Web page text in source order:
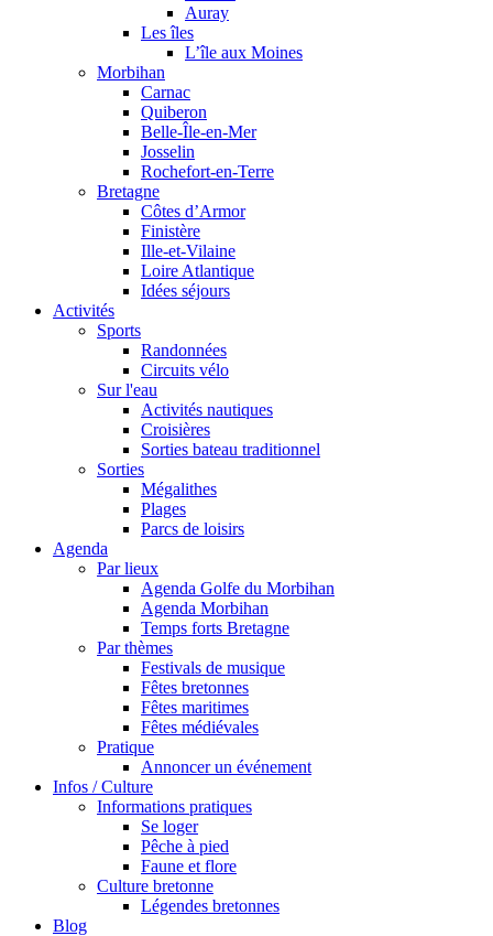
Auray
Les îles
L’île aux Moines
Morbihan
Carnac
Quiberon
Belle-Île-en-Mer
Josselin
Rochefort-en-Terre
Bretagne
Côtes d’Armor
Finistère
Ille-et-Vilaine
Loire Atlantique
Idées séjours
Activités
Sports
Randonnées
Circuits vélo
Sur l'eau
Activités nautiques
Croisières
Sorties bateau traditionnel
Sorties
Mégalithes
Plages
Parcs de loisirs
Agenda
Par lieux
Agenda Golfe du Morbihan
Agenda Morbihan
Temps forts Bretagne
Par thèmes
Festivals de musique
Fêtes bretonnes
Fêtes maritimes
Fêtes médiévales
Pratique
Annoncer un événement
Infos / Culture
Informations pratiques
Se loger
Pêche à pied
Faune et flore
Culture bretonne
Légendes bretonnes
Blog